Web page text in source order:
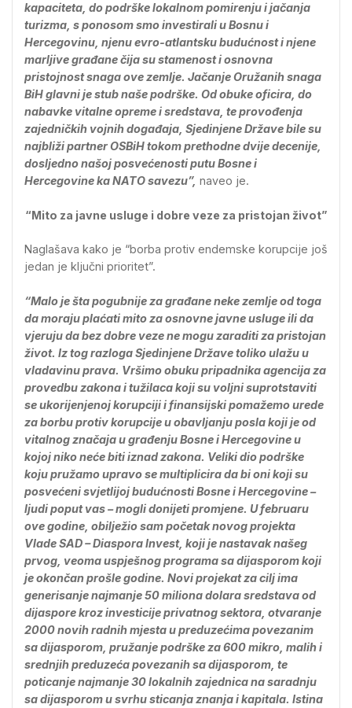
kapaciteta, do podrške lokalnom pomirenju i jačanja
turizma, s ponosom smo investirali u Bosnu i
Hercegovinu, njenu evro-atlantsku budućnost i njene
marljive građane čija su stamenost i osnovna
pristojnost snaga ove zemlje. Jačanje Oružanih snaga
BiH glavni je stub naše podrške. Od obuke oficira, do
nabavke vitalne opreme i sredstava, te provođenja
zajedničkih vojnih događaja, Sjedinjene Države bile su
najbliži partner OSBiH tokom prethodne dvije decenije,
dosljedno našoj posvećenosti putu Bosne i
Hercegovine ka NATO savezu”, naveo je.
“Mito za javne usluge i dobre veze za pristojan život”
Naglašava kako je “borba protiv endemske korupcije još
jedan je ključni prioritet”.
“Malo je šta pogubnije za građane neke zemlje od toga
da moraju plaćati mito za osnovne javne usluge ili da
vjeruju da bez dobre veze ne mogu zaraditi za pristojan
život. Iz tog razloga Sjedinjene Države toliko ulažu u
vladavinu prava. Vršimo obuku pripadnika agencija za
provedbu zakona i tužilaca koji su voljni suprotstaviti
se ukorijenjenoj korupciji i finansijski pomažemo urede
za borbu protiv korupcije u obavljanju posla koji je od
vitalnog značaja u građenju Bosne i Hercegovine u
kojoj niko neće biti iznad zakona. Veliki dio podrške
koju pružamo upravo se multiplicira da bi oni koji su
posvećeni svjetlijoj budućnosti Bosne i Hercegovine –
ljudi poput vas – mogli donijeti promjene. U februaru
ove godine, obilježio sam početak novog projekta
Vlade SAD – Diaspora Invest, koji je nastavak našeg
prvog, veoma uspješnog programa sa dijasporom koji
je okončan prošle godine. Novi projekat za cilj ima
generisanje najmanje 50 miliona dolara sredstava od
dijaspore kroz investicije privatnog sektora, otvaranje
2000 novih radnih mjesta u preduzećima povezanim
sa dijasporom, pružanje podrške za 600 mikro, malih i
srednjih preduzeća povezanih sa dijasporom, te
poticanje najmanje 30 lokalnih zajednica na saradnju
sa dijasporom u svrhu sticanja znanja i kapitala. Istina